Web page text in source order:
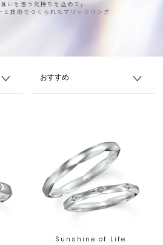
いを想う気持ちを込めて。
と技術でつくられたマリッジリング
Sunshine of Life